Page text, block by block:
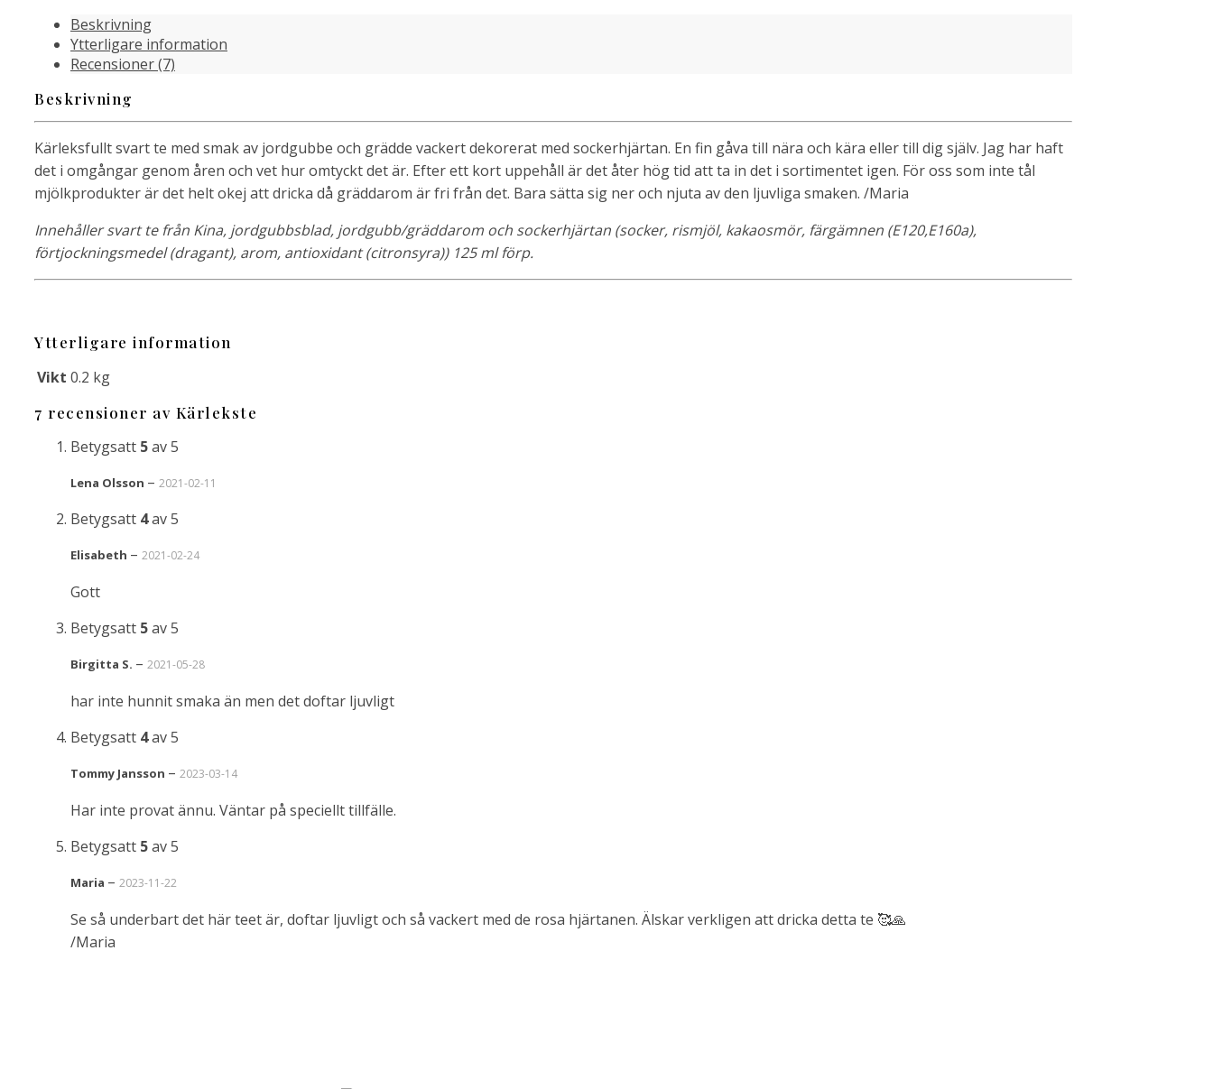
Beskrivning
Ytterligare information
Recensioner (7)
Beskrivning
Kärleksfullt svart te med smak av jordgubbe och grädde vackert dekorerat med sockerhjärtan. En fin gåva till nära och kära eller till dig själv. Jag har haft
det i omgångar genom åren och vet hur omtyckt det är. Efter ett kort uppehåll är det åter hög tid att ta in det i sortimentet igen. För oss som inte tål
mjölkprodukter är det helt okej att dricka då gräddarom är fri från det. Bara sätta sig ner och njuta av den ljuvliga smaken. /Maria
Innehåller svart te från Kina, jordgubbsblad, jordgubb/gräddarom och sockerhjärtan (socker, rismjöl, kakaosmör, färgämnen (E120,E160a),
förtjockningsmedel (dragant), arom, antioxidant (citronsyra)) 125 ml förp.
Ytterligare information
Vikt 0.2 kg
7 recensioner av Kärlekste
Betygsatt 5av 5
Lena Olsson – 2021-02-11
Betygsatt 4av 5
Elisabeth – 2021-02-24
Gott
Betygsatt 5av 5
Birgitta S. – 2021-05-28
har inte hunnit smaka än men det doftar ljuvligt
Betygsatt 4av 5
Tommy Jansson – 2023-03-14
Har inte provat ännu. Väntar på speciellt tillfälle.
Betygsatt 5av 5
Maria – 2023-11-22
Se så underbart det här teet är, doftar ljuvligt och så vackert med de rosa hjärtanen. Älskar verkligen att dricka detta te 🥰🙏
/Maria